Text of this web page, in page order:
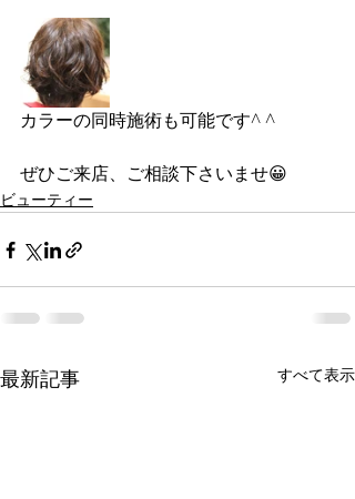
カラーの同時施術も可能です^ ^
ぜひご来店、ご相談下さいませ😀
ビューティー
最新記事 すべて表示